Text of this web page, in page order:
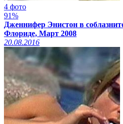
4 фото
91%
Дженнифер Энистон в
Флориде, Март 2008
20.08.2016